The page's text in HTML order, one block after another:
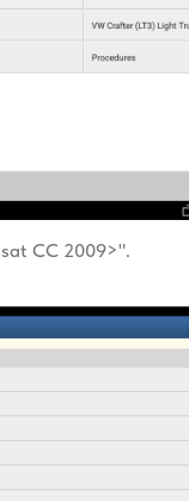
CC 2009>".